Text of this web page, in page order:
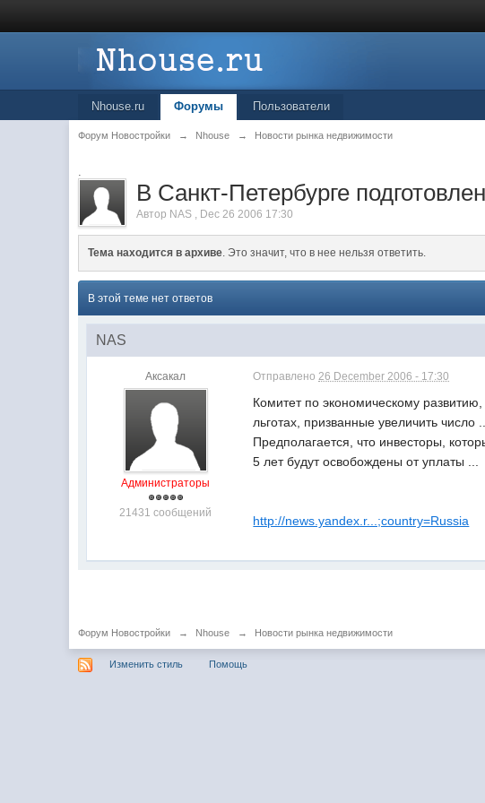
Nhouse.ru Форумы Пользователи
Форум Новостройки → Nhouse → Новости рынка недвижимости
.
В Санкт-Петербурге
Автор NAS , Dec 26 2006 17:30
Тема находится в архиве. Это значит, что в нее нельзя ответить.
В этой теме нет ответов
NAS
Аксакал
Администраторы
21431 сообщений
Отправлено26 December 2006 - 17:30
Комитет по экономическому
льготах, призванные увеличить число ...
Предполагается, что инвесторы,
5 лет будут освобождены от уплаты ...
http://news.yandex.r...;country=Russia
Форум Новостройки → Nhouse → Новости рынка недвижимости
Изменить стиль Помощь